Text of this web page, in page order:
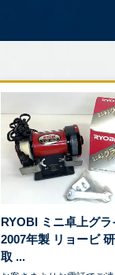
RYOBI ミニ卓上グ
2007年製 リョービ
取 ...